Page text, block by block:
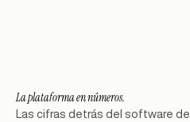
La plataforma en números.
Las cifras detrás del software de